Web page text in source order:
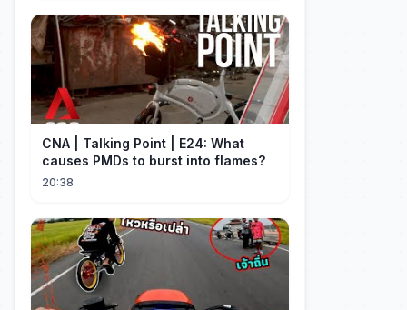
CNA | Talking Point | E24: What
causes PMDs to burst into flames?
20:38